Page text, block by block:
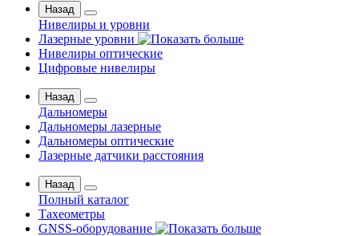
Назад
Нивелиры и уровни
Лазерные уровни
Нивелиры оптические
Цифровые нивелиры
Назад
Дальномеры
Дальномеры лазерные
Дальномеры оптические
Лазерные датчики расстояния
Назад
Полный каталог
Тахеометры
GNSS-оборудование